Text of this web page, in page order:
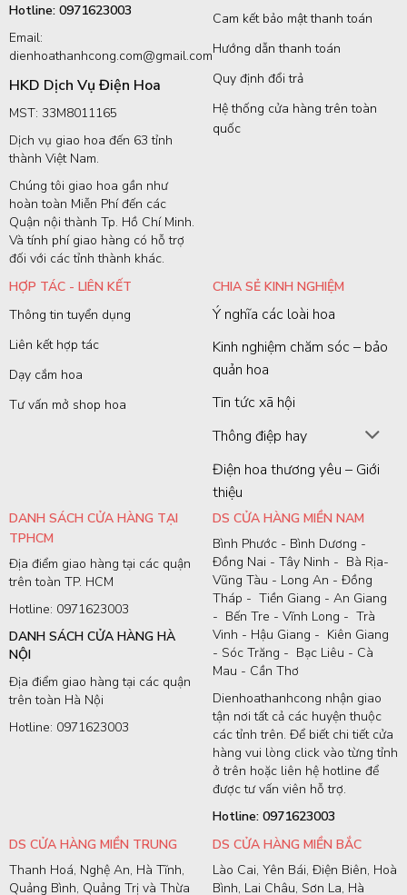
Hotline: 0971623003
Email:
dienhoathanhcong.com@gmail.com
HKD Dịch Vụ Điện Hoa
MST: 33M8011165
Dịch vụ giao hoa đến 63 tỉnh
thành Việt Nam.
Chúng tôi giao hoa gần như
hoàn toàn Miễn Phí đến các
Quận nội thành Tp. Hồ Chí Minh.
Và tính phí giao hàng có hỗ trợ
đối với các tỉnh thành khác.
Cam kết bảo mật thanh toán
Hướng dẫn thanh toán
Quy định đổi trả
Hệ thống cửa hàng trên toàn
quốc
HỢP TÁC - LIÊN KẾT
Thông tin tuyển dụng
Liên kết hợp tác
Dạy cắm hoa
Tư vấn mở shop hoa
CHIA SẺ KINH NGHIỆM
Ý nghĩa các loài hoa
Kinh nghiệm chăm sóc – bảo
quản hoa
Tin tức xã hội
Thông điệp hay
Điện hoa thương yêu – Giới
thiệu
DANH SÁCH CỬA HÀNG TẠI
TPHCM
Địa điểm giao hàng tại các quận
trên toàn TP. HCM
Hotline: 0971623003
DANH SÁCH CỬA HÀNG HÀ
NỘI
Địa điểm giao hàng tại các quận
trên toàn Hà Nội
Hotline: 0971623003
DS CỬA HÀNG MIỀN NAM
Bình Phước - Bình Dương -
Đồng Nai - Tây Ninh - Bà Rịa-
Vũng Tàu - Long An - Đồng
Tháp - Tiền Giang - An Giang
- Bến Tre - Vĩnh Long - Trà
Vinh - Hậu Giang - Kiên Giang
- Sóc Trăng - Bạc Liêu - Cà
Mau - Cần Thơ
Dienhoathanhcong nhận giao
tận nơi tất cả các huyện thuộc
các tỉnh trên. Để biết chi tiết cửa
hàng vui lòng click vào từng tỉnh
ở trên hoặc liên hệ hotline để
được tư vấn viên hỗ trợ.
Hotline: 0971623003
DS CỬA HÀNG MIỀN TRUNG
Thanh Hoá, Nghệ An, Hà Tĩnh,
Quảng Bình, Quảng Trị và Thừa
DS CỬA HÀNG MIỀN BẮC
Lào Cai, Yên Bái, Điện Biên, Hoà
Bình, Lai Châu, Sơn La, Hà